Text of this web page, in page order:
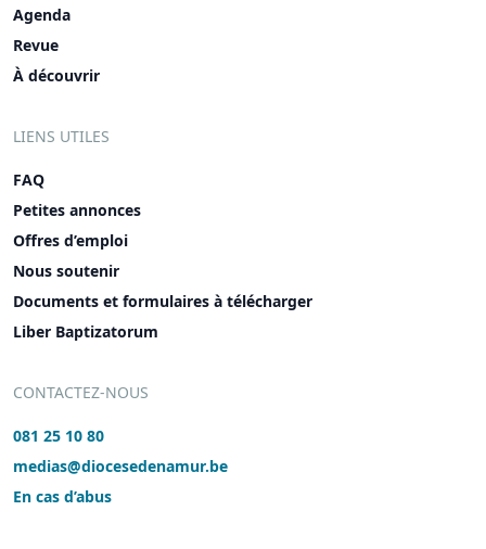
Agenda
Revue
À découvrir
LIENS UTILES
FAQ
Petites annonces
Offres d’emploi
Nous soutenir
Documents et formulaires à télécharger
Liber Baptizatorum
CONTACTEZ-NOUS
081 25 10 80
medias@diocesedenamur.be
En cas d’abus